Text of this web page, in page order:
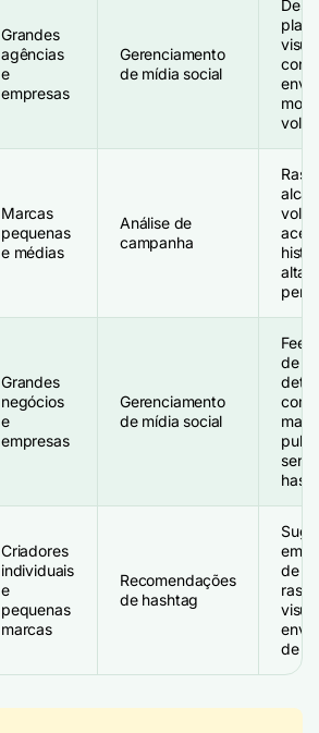
Grandes
agências
e
empresas
Gerenciamento
de mídia social
Marcas
pequenas
e médias
Análise de
campanha
Grandes
negócios
e
empresas
Gerenciamento
de mídia social
de
com
Criadores
individuais
e
pequenas
marcas
Recomendações
de hashtag
em
de
de